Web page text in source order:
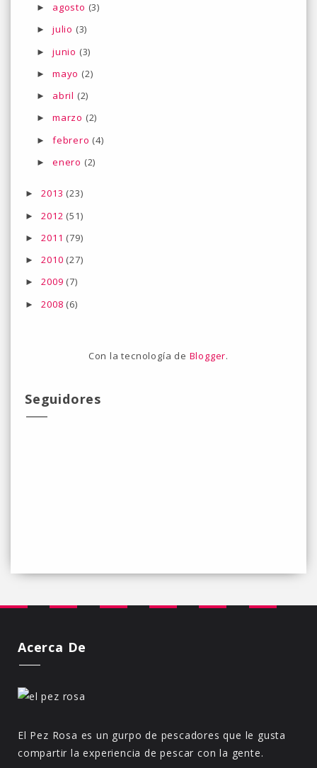
► agosto (3)
► julio (3)
► junio (3)
► mayo (2)
► abril (2)
► marzo (2)
► febrero (4)
► enero (2)
►2013 (23)
►2012 (51)
►2011 (79)
►2010 (27)
►2009 (7)
►2008 (6)
Con la tecnología de Blogger.
Seguidores
Acerca De
El Pez Rosa es un gurpo de pescadores que le gusta
compartir la experiencia de pescar con la gente.